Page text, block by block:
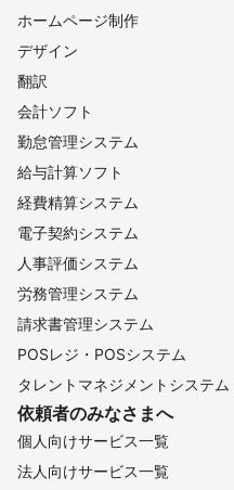
ホームページ制作
デザイン
翻訳
会計ソフト
勤怠管理システム
給与計算ソフト
経費精算システム
電子契約システム
人事評価システム
労務管理システム
請求書管理システム
POSレジ・POSシステム
タレントマネジメントシステム
依頼者のみなさまへ
個人向けサービス一覧
法人向けサービス一覧